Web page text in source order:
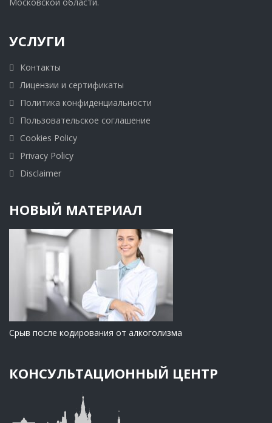
Московской области.
УСЛУГИ
Контакты
Лицензии и сертификаты
Политика конфиденциальности
Пользовательское соглашение
Cookies Policy
Privacy Policy
Disclaimer
НОВЫЙ МАТЕРИАЛ
Срыв после кодирования от алкоголизма
КОНСУЛЬТАЦИОННЫЙ ЦЕНТР